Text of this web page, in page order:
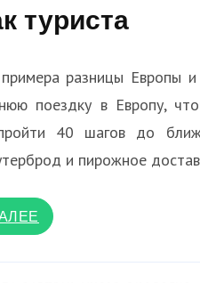
туриста
разницы Европы и
поездку в Европу,
40 шагов до
и пирожное